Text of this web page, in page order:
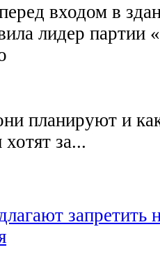
входом в
лидер партии
планируют и
за...
запретить